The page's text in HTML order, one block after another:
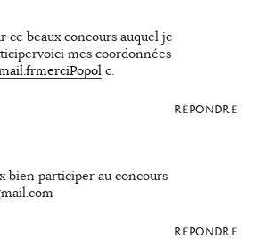
ce beaux concours auquel je
mes coordonnées
c.
RÉPONDRE
bien participer au concours
RÉPONDRE